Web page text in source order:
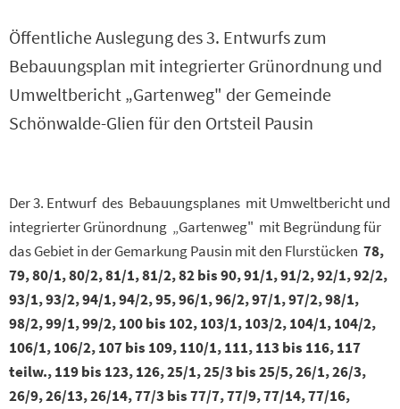
Öffentliche Auslegung des 3. Entwurfs zum
Bebauungsplan mit integrierter Grünordnung und
Umweltbericht „Gartenweg" der Gemeinde
Schönwalde-Glien für den Ortsteil Pausin
Der 3. Entwurf des Bebauungsplanes mit Umweltbericht und
integrierter Grünordnung „Gartenweg" mit Begründung für
das Gebiet in der Gemarkung Pausin mit den Flurstücken 78,
79, 80/1, 80/2, 81/1, 81/2, 82 bis 90, 91/1, 91/2, 92/1, 92/2,
93/1, 93/2, 94/1, 94/2, 95, 96/1, 96/2, 97/1, 97/2, 98/1,
98/2, 99/1, 99/2, 100 bis 102, 103/1, 103/2, 104/1, 104/2,
106/1, 106/2, 107 bis 109, 110/1, 111, 113 bis 116, 117
teilw., 119 bis 123, 126, 25/1, 25/3 bis 25/5, 26/1, 26/3,
26/9, 26/13, 26/14, 77/3 bis 77/7, 77/9, 77/14, 77/16,